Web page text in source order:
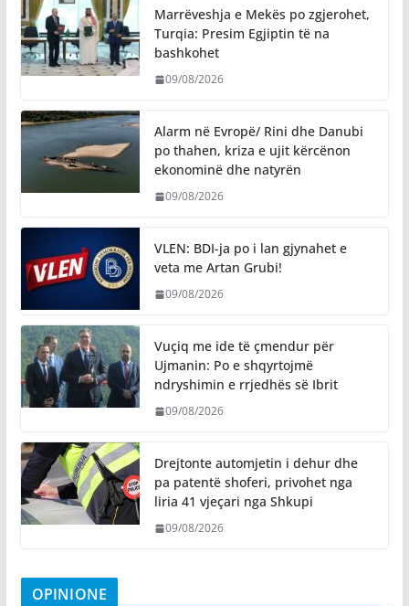
Marrëveshja e Mekës po zgjerohet,
Turqia: Presim Egjiptin të na
bashkohet
09/08/2026
Alarm në Evropë/ Rini dhe Danubi
po thahen, kriza e ujit kërcënon
ekonominë dhe natyrën
09/08/2026
VLEN: BDI-ja po i lan gjynahet e
veta me Artan Grubi!
09/08/2026
​Vuçiq me ide të çmendur për
Ujmanin: Po e shqyrtojmë
ndryshimin e rrjedhës së Ibrit
09/08/2026
Drejtonte automjetin i dehur dhe
pa patentë shoferi, privohet nga
liria 41 vjeçari nga Shkupi
09/08/2026
OPINIONE